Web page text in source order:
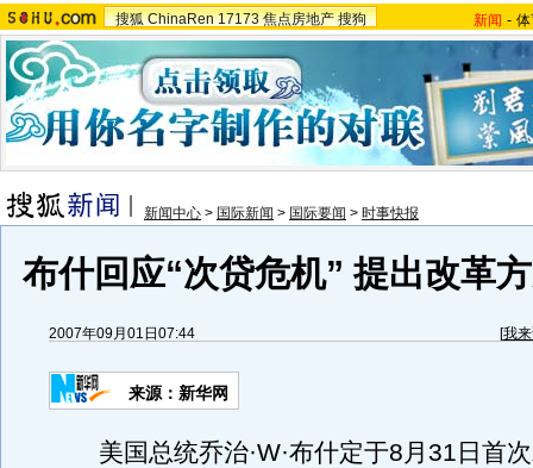
搜狐 ChinaRen 17173 焦点房地产 搜狗 新闻 -
新闻中心 > 国际新闻 > 国际要闻 > 时事快报
布什回应“次贷危机” 提出改革
2007年09月01日07:44 [我
来源：新华网
美国总统乔治·W·布什定于8月31日首